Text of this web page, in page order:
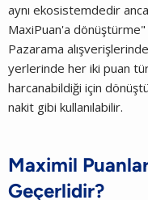
aynı ekosistemdedir
MaxiPuan'a
Pazarama
yerlerinde her iki puan
harcanabildiği için
nakit gibi kullanılabilir.
Maximil
Geçerlidir?